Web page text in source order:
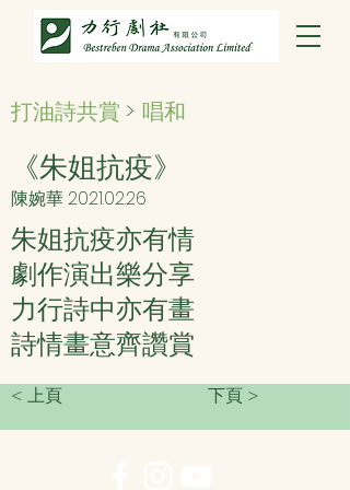
打油詩共賞 > 唱和
《朱姐抗疫》
陳婉華2021.02.26
朱姐抗疫亦有情
劇作演出樂分享
力行詩中亦有畫
詩情畫意齊讚賞
< 上頁 下頁 >